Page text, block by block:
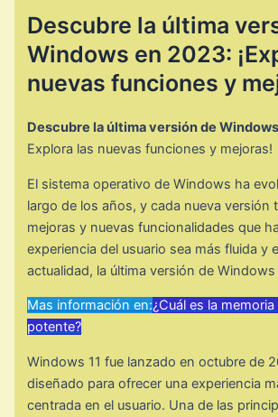
Descubre la última
Windows en 2023:
nuevas funciones y
Descubre la última versión de
Explora las nuevas funciones y mejoras!
El sistema operativo de Windows ha
largo de los años, y cada nueva versión
mejoras y nuevas funcionalidades que
experiencia del usuario sea más fluida y
actualidad, la última versión de Windows
Mas información en:¿Cuál es la memoria
potente?
Windows 11 fue lanzado en octubre de
diseñado para ofrecer una experiencia
centrada en el usuario. Una de las